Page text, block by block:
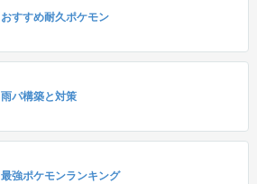
おすすめ耐久ポケモン
雨パ構築と対策
最強ポケモンランキング